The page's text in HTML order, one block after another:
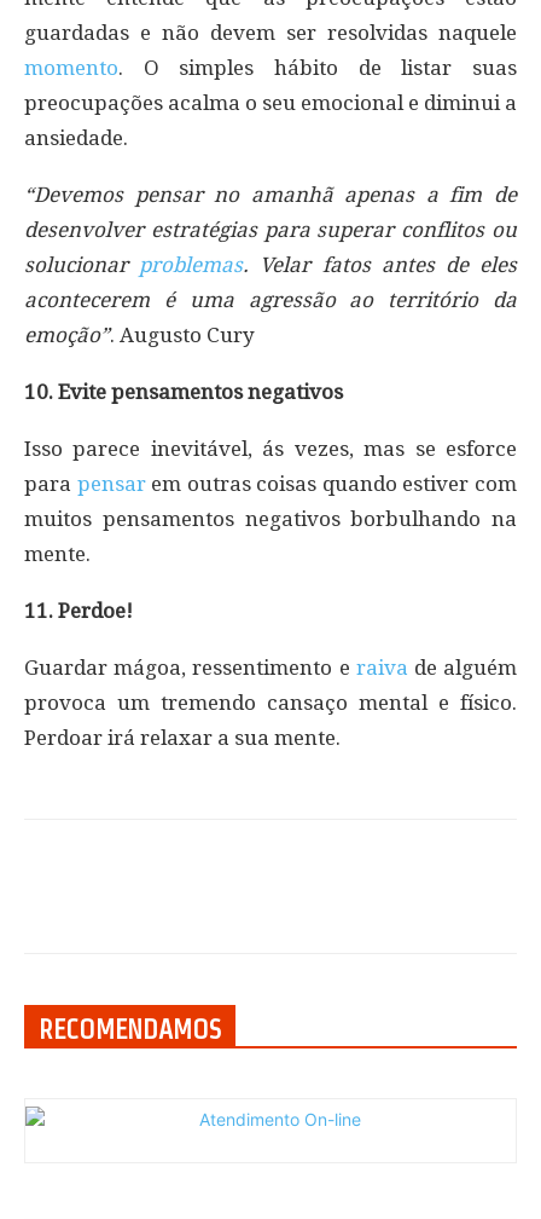
guardadas e não devem ser resolvidas naquele
momento. O simples hábito de listar suas
preocupações acalma o seu emocional e diminui a
ansiedade.
“Devemos pensar no amanhã apenas a fim de
desenvolver estratégias para superar conflitos ou
solucionar problemas. Velar fatos antes de eles
acontecerem é uma agressão ao território da
emoção”. Augusto Cury
10. Evite pensamentos negativos
Isso parece inevitável, ás vezes, mas se esforce
para pensar em outras coisas quando estiver com
muitos pensamentos negativos borbulhando na
mente.
11. Perdoe!
Guardar mágoa, ressentimento e raiva de alguém
provoca um tremendo cansaço mental e físico.
Perdoar irá relaxar a sua mente.
RECOMENDAMOS